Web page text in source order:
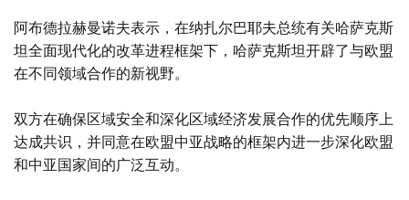
阿布德拉赫曼诺夫表示，在纳扎尔巴耶夫总统有关哈萨克斯
坦全面现代化的改革进程框架下，哈萨克斯坦开辟了与欧盟
在不同领域合作的新视野。
双方在确保区域安全和深化区域经济发展合作的优先顺序上
达成共识，并同意在欧盟中亚战略的框架内进一步深化欧盟
和中亚国家间的广泛互动。